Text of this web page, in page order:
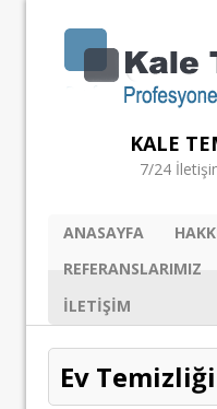
KALE
7/24
ANASAYFA
REFERANSLARIMIZ
ILETIŞIM
Ev